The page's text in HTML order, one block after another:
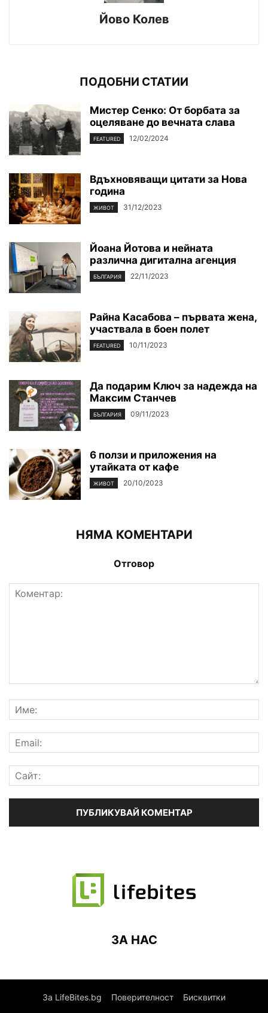
Йово Колев
ПОДОБНИ СТАТИИ
Мистер Сенко: От борбата за
оцеляване до вечната слава
FEATURED 12/02/2024
Вдъхновяващи цитати за Нова
година
ЖИВОТ 31/12/2023
Йоана Йотова и нейната
различна дигитална агенция
БЪЛГАРИЯ 22/11/2023
Райна Касабова – първата жена,
участвала в боен полет
FEATURED 10/11/2023
Да подарим Ключ за надежда на
Максим Станчев
БЪЛГАРИЯ 09/11/2023
6 ползи и приложения на
утайката от кафе
ЖИВОТ 20/10/2023
НЯМА КОМЕНТАРИ
Отговор
ЗА НАС
За LifeBites.bg Поверителност Бисквитки